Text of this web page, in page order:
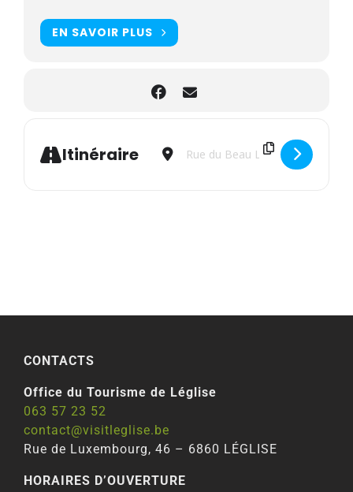
EN SAVOIR PLUS
Itinéraire
Address - Balade nature “Sur la
Destination Address -
CONTACTS
Office du Tourisme de Léglise
063 57 23 52
contact@visitleglise.be
Rue de Luxembourg, 46 – 6860 LÉGLISE
HORAIRES D’OUVERTURE